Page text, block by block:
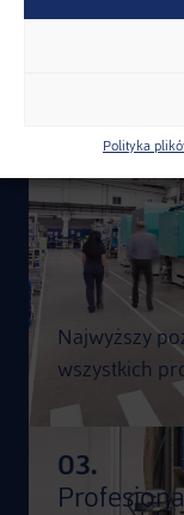
Polityka
cały cykl
Maszyny
Najwyższy
wszystkich
03.